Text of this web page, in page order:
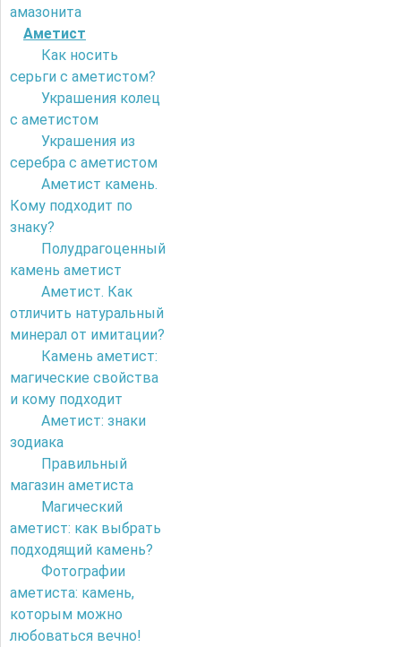
амазонита
Аметист
Как носить
серьги с аметистом?
Украшения колец
с аметистом
Украшения из
серебра с аметистом
Аметист камень.
Кому подходит по
знаку?
Полудрагоценный
камень аметист
Аметист. Как
отличить натуральный
минерал от имитации?
Камень аметист:
магические свойства
и кому подходит
Аметист: знаки
зодиака
Правильный
магазин аметиста
Магический
аметист: как выбрать
подходящий камень?
Фотографии
аметиста: камень,
которым можно
любоваться вечно!